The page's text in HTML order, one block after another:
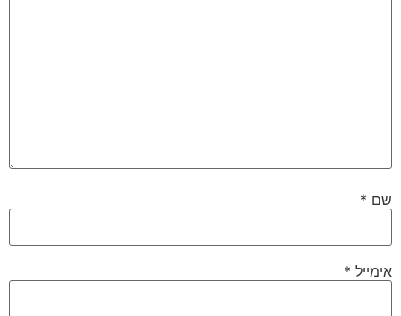
שם *
אימייל *